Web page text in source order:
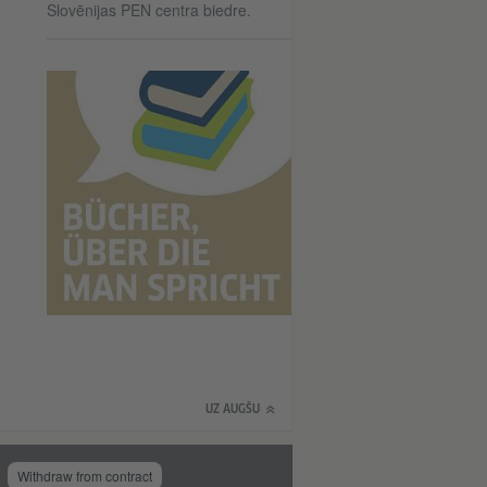
Slovēnijas PEN centra biedre.
UZ AUGŠU
Withdraw from contract